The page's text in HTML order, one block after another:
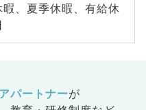
、夏季休暇、有給休
パートナーが